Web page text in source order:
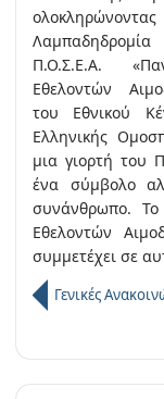
Π.Ο.Σ.Ε.Α.
Εθελοντών
του Εθνικού
Ελληνικής
μια γιορτή του
ένα σύμβολο
συνάνθρωπο. Το
Εθελοντών
συμμετέχει σε
Γενικές